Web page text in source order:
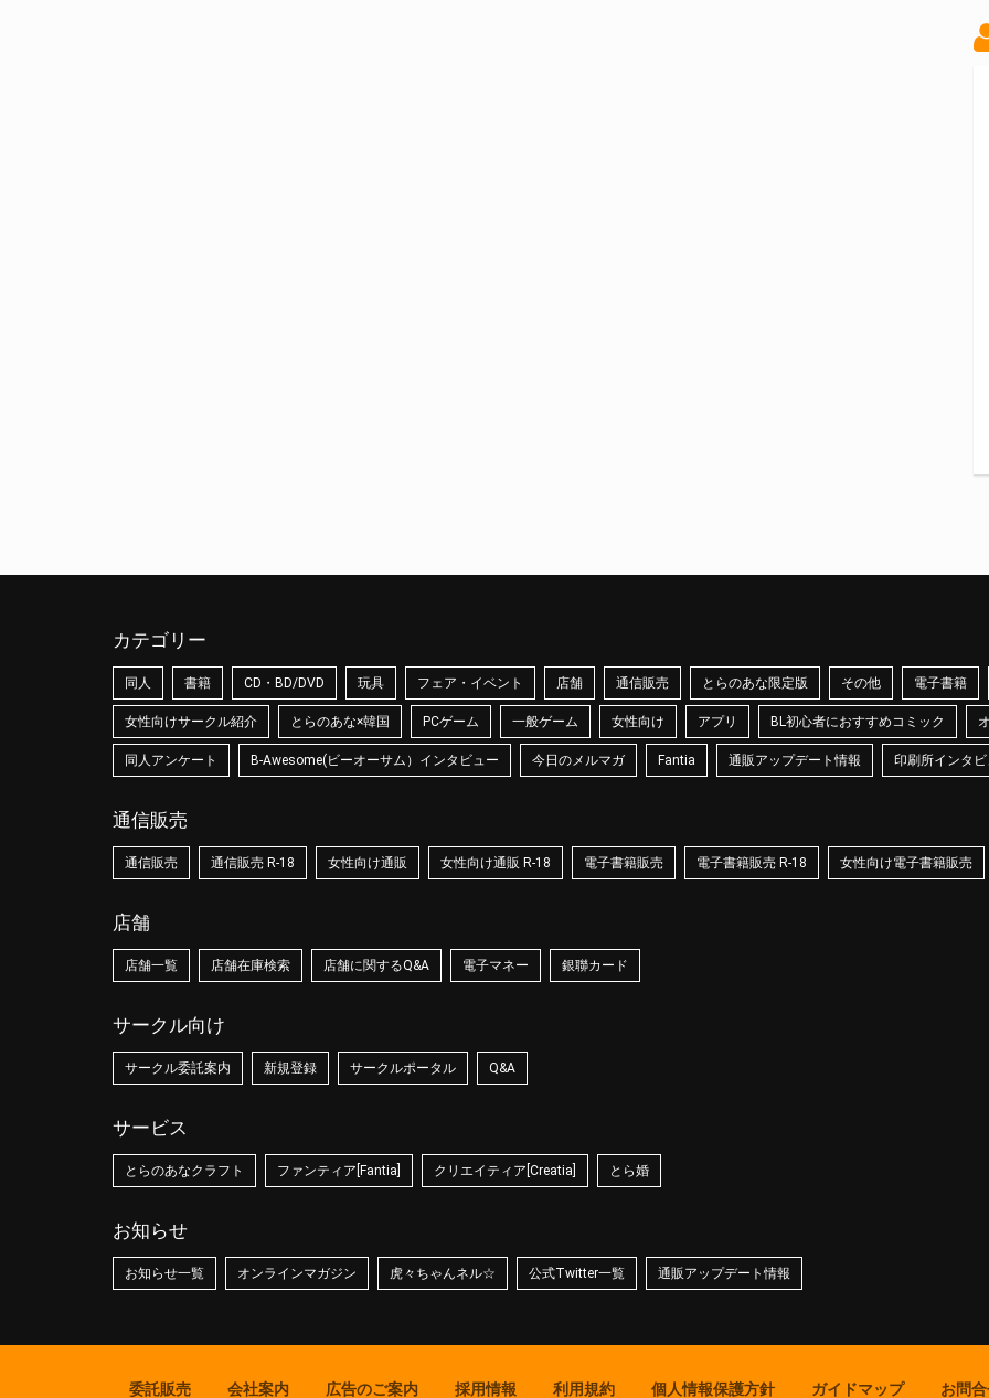
カテゴリー
同人 書籍 CD・BD/DVD 玩具 フェア・イベント 店舗 通信販売 とらのあな限定版 その他 電子書籍
女性向けサークル紹介 とらのあな×韓国 PCゲーム 一般ゲーム 女性向け アプリ BL初心者におすすめコミック
同人アンケート B-Awesome(ビーオーサム）インタビュー 今日のメルマガ Fantia 通販アップデート情報 印刷所インタ
通信販売
通信販売 通信販売 R-18 女性向け通販 女性向け通販 R-18 電子書籍販売 電子書籍販売 R-18 女性向け電子書籍販売
店舗
店舗一覧 店舗在庫検索 店舗に関するQ&A 電子マネー 銀聯カード
サークル向け
サークル委託案内 新規登録 サークルポータル Q&A
サービス
とらのあなクラフト ファンティア[Fantia] クリエイティア[Creatia] とら婚
お知らせ
お知らせ一覧 オンラインマガジン 虎々ちゃんネル☆ 公式Twitter一覧 通販アップデート情報
委託販売 会社案内 広告のご案内 採用情報 利用規約 個人情報保護方針 ガイドマップ お問